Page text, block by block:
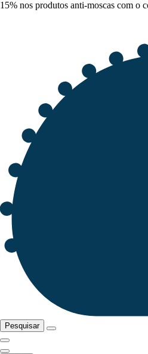
15% nos produtos anti-moscas com o
Pesquisar